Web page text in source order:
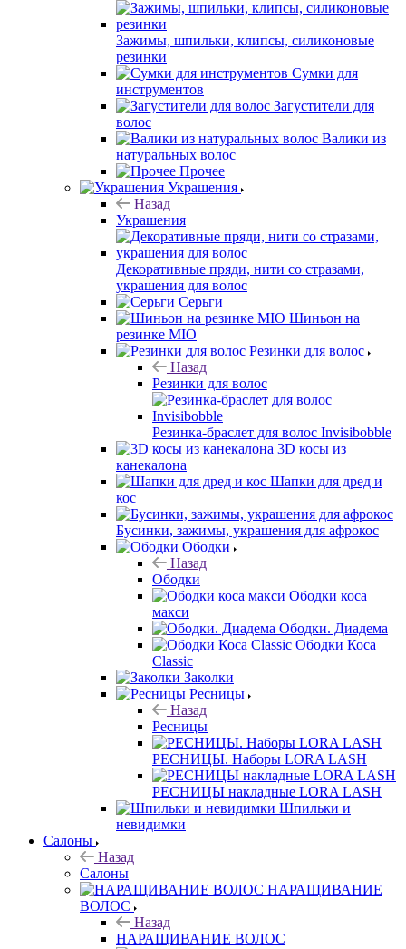
Зажимы, шпильки, клипсы, силиконовые
резинки
Сумки для
инструментов
Загустители для
волос
Валики из
натуральных волос
Прочее
Украшения
Назад
Украшения
Декоративные пряди, нити со стразами,
украшения для волос
Серьги
Шиньон на
резинке MIO
Резинки для волос
Назад
Резинки для волос
Резинка-браслет для волос Invisibobble
3D косы из
канекалона
Шапки для дред и
кос
Бусинки, зажимы, украшения для афрокос
Ободки
Назад
Ободки
Ободки коса
макси
Ободки. Диадема
Ободки Коса
Classic
Заколки
Ресницы
Назад
Ресницы
РЕСНИЦЫ. Наборы LORA LASH
РЕСНИЦЫ накладные LORA LASH
Шпильки и
невидимки
Салоны
Назад
Салоны
НАРАЩИВАНИЕ
ВОЛОС
Назад
НАРАЩИВАНИЕ ВОЛОС